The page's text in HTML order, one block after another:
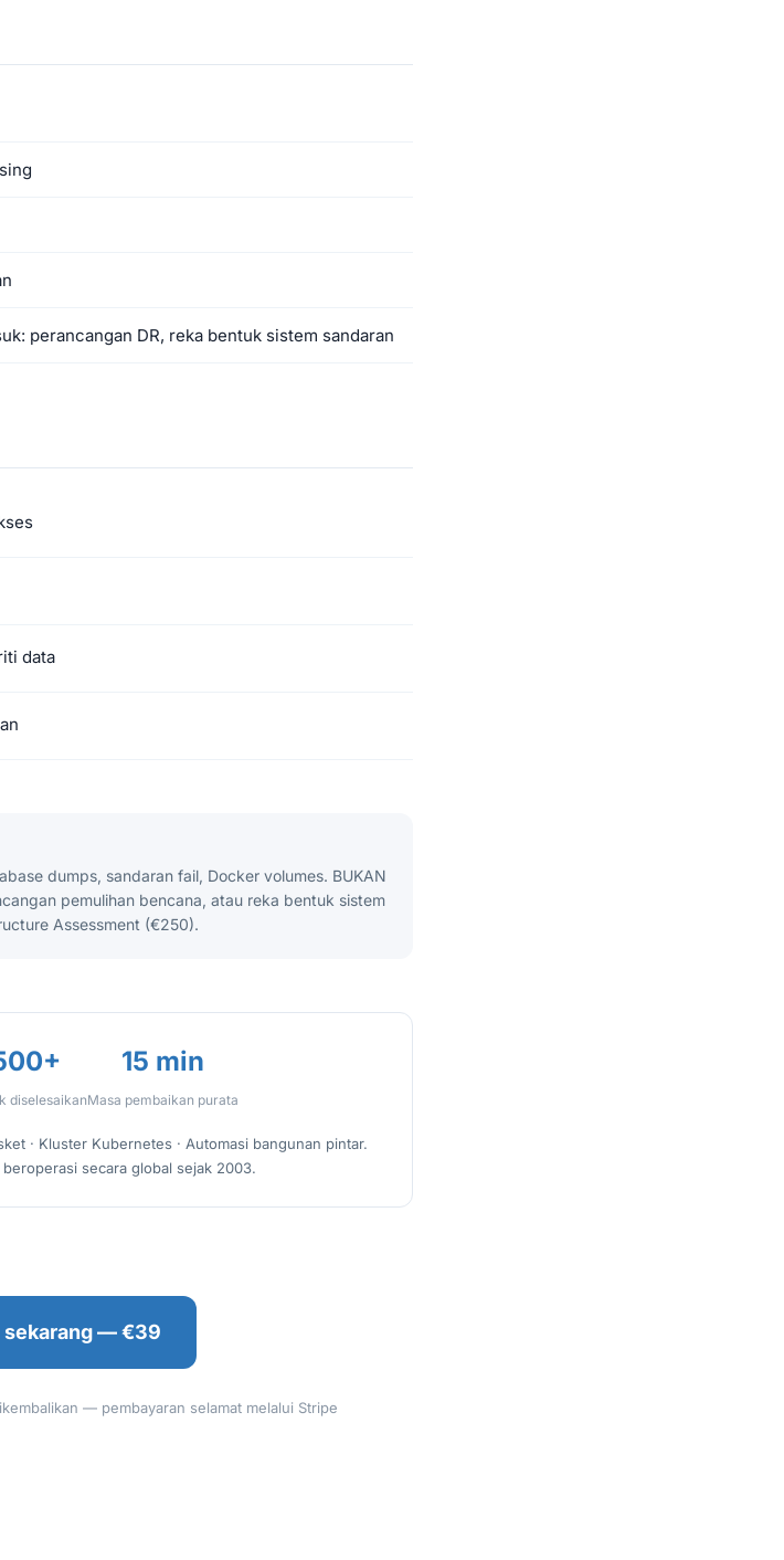
perancangan DR, reka bentuk sistem sandaran
data
dumps, sandaran fail, Docker volumes. BUKAN
pemulihan bencana, atau reka bentuk sistem
Assessment (€250).
diselesaikan
15 min
Masa pembaikan purata
· Kluster Kubernetes · Automasi bangunan pintar.
secara global sejak 2003.
sekarang — €39
— pembayaran selamat melalui Stripe